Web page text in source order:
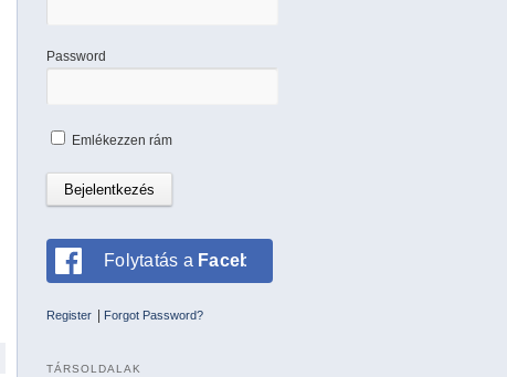
Password
Emlékezzen rám
Folytatás a Facebookkal
Register Forgot Password?
TÁRSOLDALAK